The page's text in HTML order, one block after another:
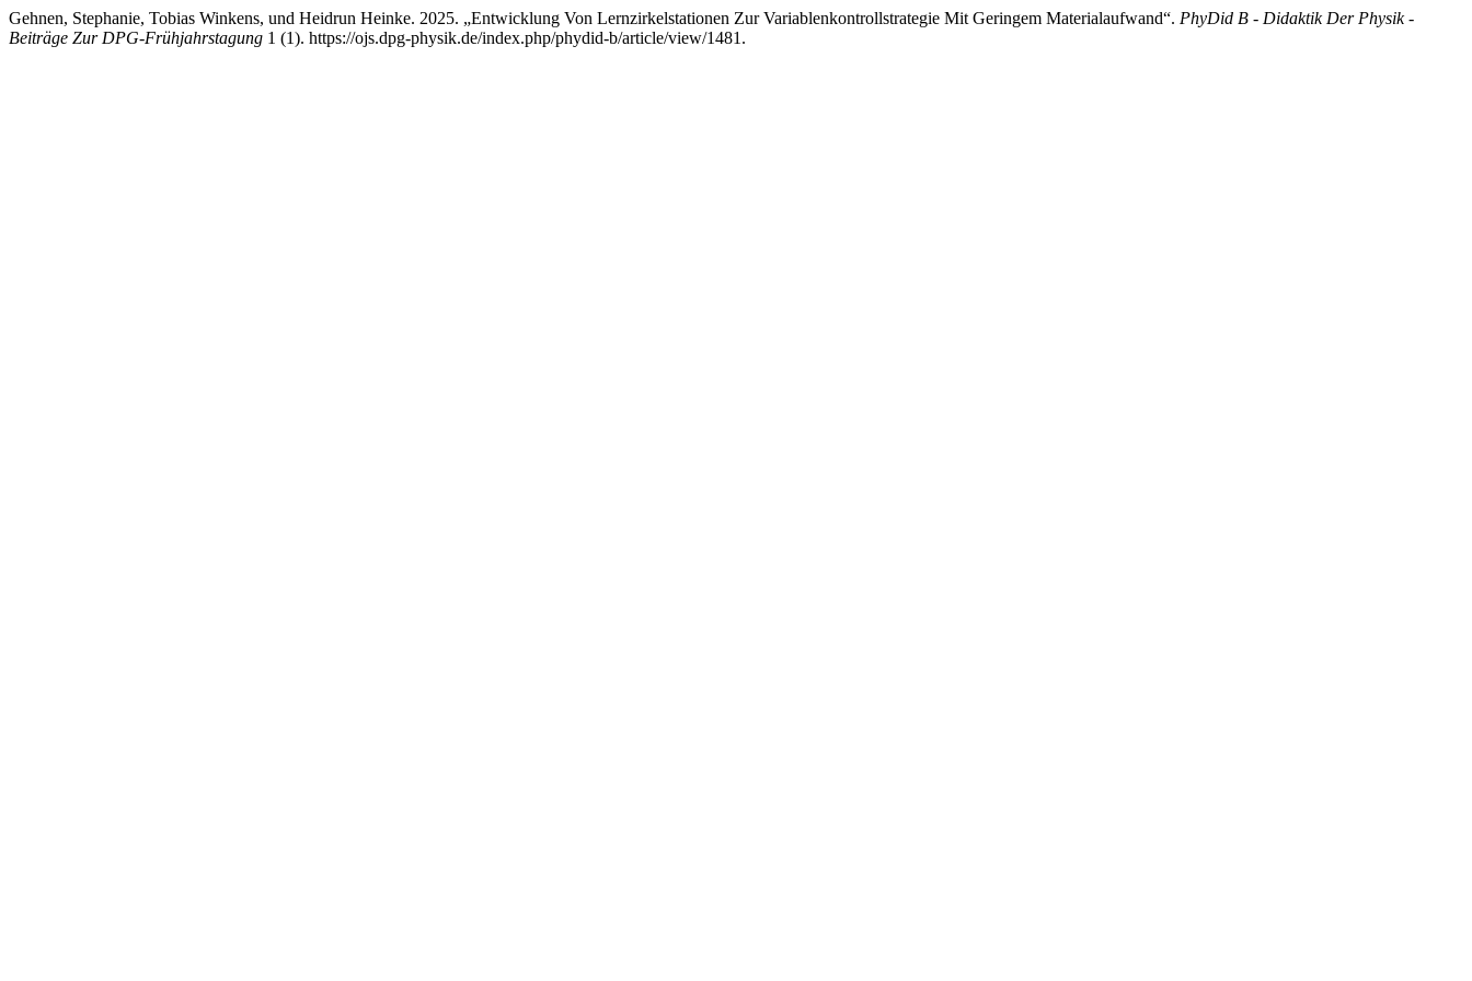
Gehnen, Stephanie, Tobias Winkens, und Heidrun Heinke. 2025. „Entwicklung Von Lernzirkelstationen Zur Variablenkontrollstrategie Mit Geringem Materialaufwand“. PhyDid B - Didaktik Der Physik -
Beiträge Zur DPG-Frühjahrstagung 1 (1). https://ojs.dpg-physik.de/index.php/phydid-b/article/view/1481.